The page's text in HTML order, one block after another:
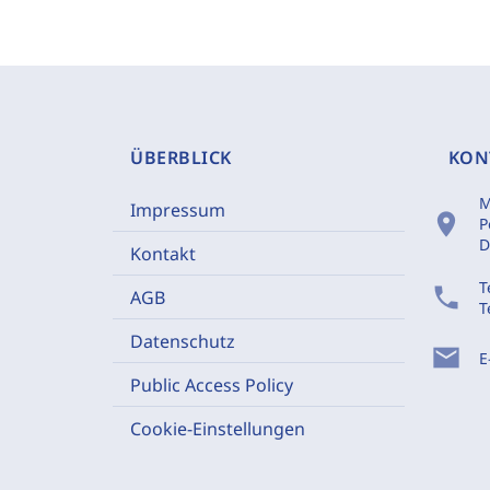
ÜBERBLICK
Impressum
Kontakt
AGB
Datenschutz
Public Access Policy
Cookie-Einstellungen
location_on
phone
mail